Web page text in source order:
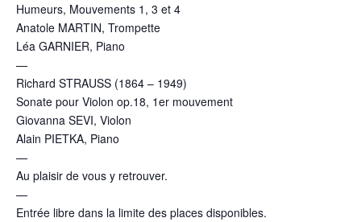
Humeurs, Mouvements 1, 3 et 4
Anatole MARTIN, Trompette
Léa GARNIER, Piano
—
Richard STRAUSS (1864 – 1949)
Sonate pour Violon op.18, 1er mouvement
Giovanna SEVI, Violon
Alain PIETKA, Piano
—
Au plaisir de vous y retrouver.
—
Entrée libre dans la limite des places disponibles.